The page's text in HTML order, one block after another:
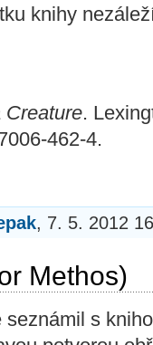
knihy
Creature.
462-4.
, 7. 5. 2012
Methos)
seznámil s